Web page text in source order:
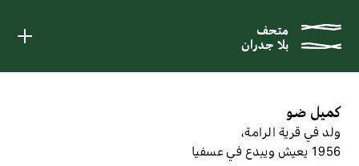
متحف
بلا جدران
متحف
بلا جدران
كميل ضو
ولد في قرية الرامة،
1956 يعيش ويبدع في عسفيا